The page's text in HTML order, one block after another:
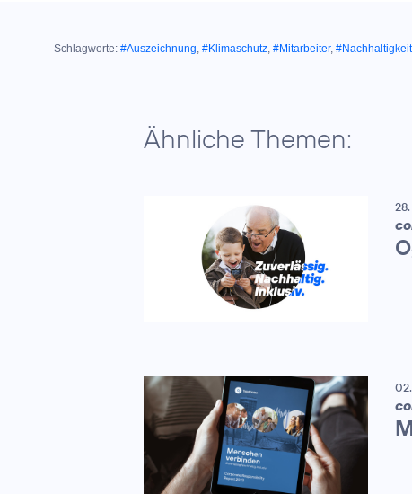
Schlagworte: #Auszeichnung, #Klimaschutz, #Mitarbeiter, #Nachhaltigkeit
Ähnliche Themen:
O